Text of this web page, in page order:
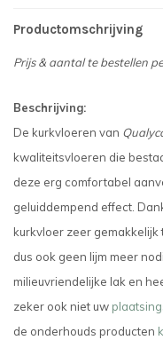
Productomschrijving
Prijs & aantal te bestellen
Beschrijving:
De kurkvloeren van
kwaliteitsvloeren die
deze erg comfortabel
geluiddempend effect.
kurkvloer zeer
dus ook geen lijm meer
milieuvriendelijke lak en
zeker ook niet uw
de onderhouds producten